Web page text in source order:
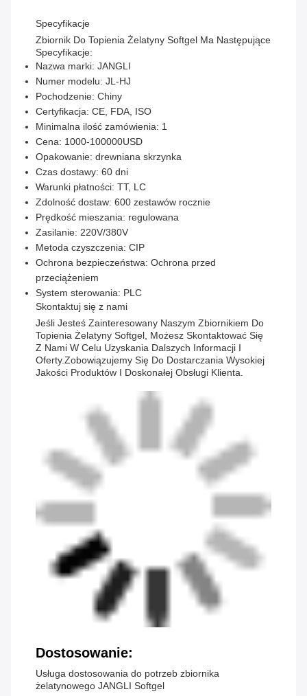
Specyfikacje
Zbiornik Do Topienia Żelatyny Softgel Ma Następujące
Specyfikacje:
Nazwa marki: JANGLI
Numer modelu: JL-HJ
Pochodzenie: Chiny
Certyfikacja: CE, FDA, ISO
Minimalna ilość zamówienia: 1
Cena: 1000-100000USD
Opakowanie: drewniana skrzynka
Czas dostawy: 60 dni
Warunki płatności: TT, LC
Zdolność dostaw: 600 zestawów rocznie
Prędkość mieszania: regulowana
Zasilanie: 220V/380V
Metoda czyszczenia: CIP
Ochrona bezpieczeństwa: Ochrona przed
przeciążeniem
System sterowania: PLC
Skontaktuj się z nami
Jeśli Jesteś Zainteresowany Naszym Zbiornikiem Do
Topienia Żelatyny Softgel, Możesz Skontaktować Się
Z Nami W Celu Uzyskania Dalszych Informacji I
Oferty.Zobowiązujemy Się Do Dostarczania Wysokiej
Jakości Produktów I Doskonałej Obsługi Klienta.
Dostosowanie:
Usługa dostosowania do potrzeb zbiornika
żelatynowego JANGLI Softgel